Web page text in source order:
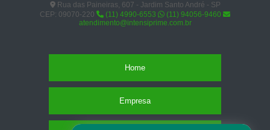
Rua das Paineiras, 607 - Jardim Santo André - SP
CEP: 09070-220
(11) 4990-6553
(11) 94056-9460
atendimento@intensiprime.com.br
Home
Empresa